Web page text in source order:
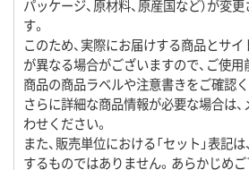
パッケージ、原材料、原産国など）が変
す。
このため、実際にお届けする商品とサ
が異なる場合がございますので、ご使
商品の商品ラベルや注意書きをご確認く
さらに詳細な商品情報が必要な場合は
わせください。
また、販売単位における「セット」表記
するものではありません。あらかじめご